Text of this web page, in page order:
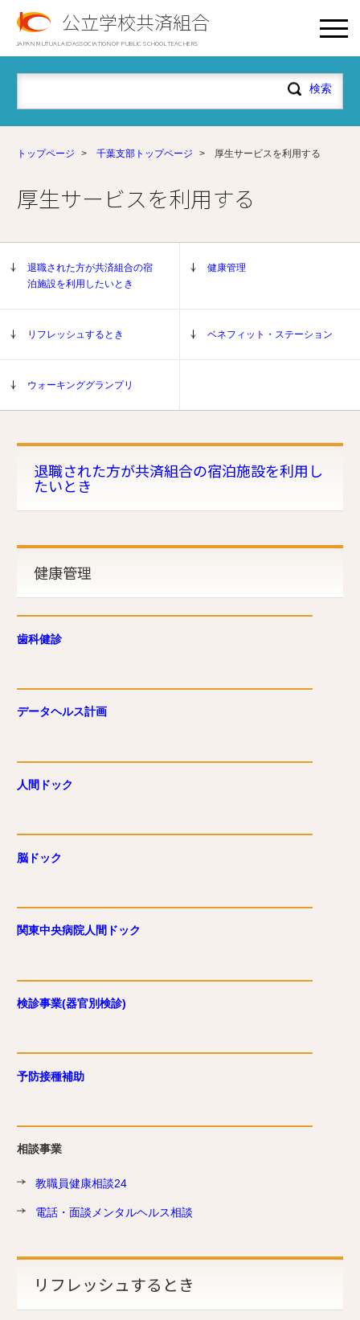
公立学校共済組合
JAPAN MUTUAL AID ASSOCIATION OF PUBLIC SCHOOL TEACHERS
トップページ > 千葉支部トップページ > 厚生サービスを利用する
厚生サービスを利用する
退職された方が共済組合の宿
泊施設を利用したいとき
健康管理
リフレッシュするとき ベネフィット・ステーション
ウォーキンググランプリ
退職された方が共済組合の宿泊施設を利用し
たいとき
健康管理
歯科健診
データヘルス計画
人間ドック
脳ドック
関東中央病院人間ドック
検診事業(器官別検診)
予防接種補助
相談事業
教職員健康相談24
電話・面談メンタルヘルス相談
リフレッシュするとき